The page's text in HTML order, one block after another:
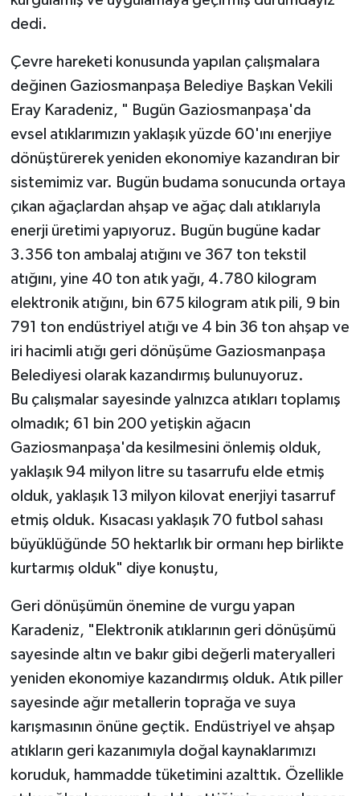
dedi.
Çevre hareketi konusunda yapılan çalışmalara
değinen Gaziosmanpaşa Belediye Başkan Vekili
Eray Karadeniz, " Bugün Gaziosmanpaşa'da
evsel atıklarımızın yaklaşık yüzde 60'ını enerjiye
dönüştürerek yeniden ekonomiye kazandıran bir
sistemimiz var. Bugün budama sonucunda ortaya
çıkan ağaçlardan ahşap ve ağaç dalı atıklarıyla
enerji üretimi yapıyoruz. Bugün bugüne kadar
3.356 ton ambalaj atığını ve 367 ton tekstil
atığını, yine 40 ton atık yağı, 4.780 kilogram
elektronik atığını, bin 675 kilogram atık pili, 9 bin
791 ton endüstriyel atığı ve 4 bin 36 ton ahşap ve
iri hacimli atığı geri dönüşüme Gaziosmanpaşa
Belediyesi olarak kazandırmış bulunuyoruz.
Bu çalışmalar sayesinde yalnızca atıkları toplamış
olmadık; 61 bin 200 yetişkin ağacın
Gaziosmanpaşa'da kesilmesini önlemiş olduk,
yaklaşık 94 milyon litre su tasarrufu elde etmiş
olduk, yaklaşık 13 milyon kilovat enerjiyi tasarruf
etmiş olduk. Kısacası yaklaşık 70 futbol sahası
büyüklüğünde 50 hektarlık bir ormanı hep birlikte
kurtarmış olduk" diye konuştu,
Geri dönüşümün önemine de vurgu yapan
Karadeniz, "Elektronik atıklarının geri dönüşümü
sayesinde altın ve bakır gibi değerli materyalleri
yeniden ekonomiye kazandırmış olduk. Atık piller
sayesinde ağır metallerin toprağa ve suya
karışmasının önüne geçtik. Endüstriyel ve ahşap
atıkların geri kazanımıyla doğal kaynaklarımızı
koruduk, hammadde tüketimini azalttık. Özellikle